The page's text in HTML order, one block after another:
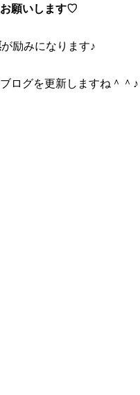
願いします♡
が励みになります♪
ログを更新しますね＾＾♪